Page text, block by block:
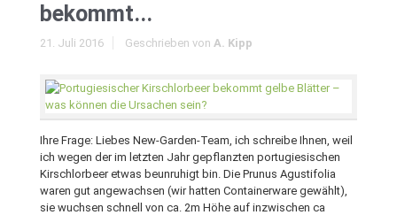
bekommt...
21. Juli 2016 Geschrieben von A. Kipp
Ihre Frage: Liebes New-Garden-Team, ich schreibe Ihnen, weil
ich wegen der im letzten Jahr gepflanzten portugiesischen
Kirschlorbeer etwas beunruhigt bin. Die Prunus Agustifolia
waren gut angewachsen (wir hatten Containerware gewählt),
sie wuchsen schnell von ca. 2m Höhe auf inzwischen ca